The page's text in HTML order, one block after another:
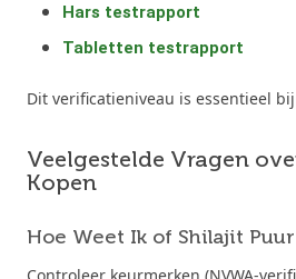
Hars testrapport
Tabletten testrapport
Dit verificatieniveau is essentieel
Veelgestelde Vragen
Kopen
Hoe Weet Ik of Shilajit Puur